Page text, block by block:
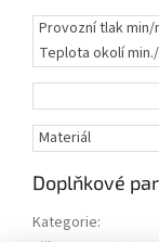
Provozní tlak min/
Teplota okolí
Materiál
Doplňkové
Kategorie: